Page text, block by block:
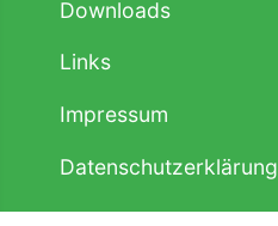
Downloads
Links
Impressum
Datenschutzerklärung